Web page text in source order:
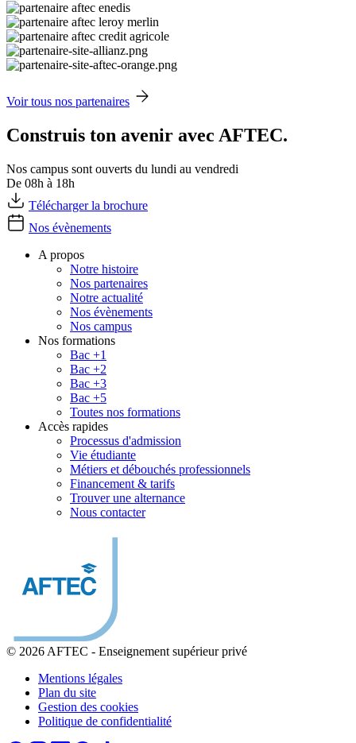
Voir tous nos partenaires
Construis ton avenir avec AFTEC.
Nos campus sont ouverts du lundi au vendredi
De 08h à 18h
Télécharger la brochure
Nos évènements
A propos
Notre histoire
Nos partenaires
Notre actualité
Nos évènements
Nos campus
Nos formations
Bac +1
Bac +2
Bac +3
Bac +5
Toutes nos formations
Accès rapides
Processus d'admission
Vie étudiante
Métiers et débouchés professionnels
Financement & tarifs
Trouver une alternance
Nous contacter
© 2026 AFTEC - Enseignement supérieur privé
Mentions légales
Plan du site
Gestion des cookies
Politique de confidentialité